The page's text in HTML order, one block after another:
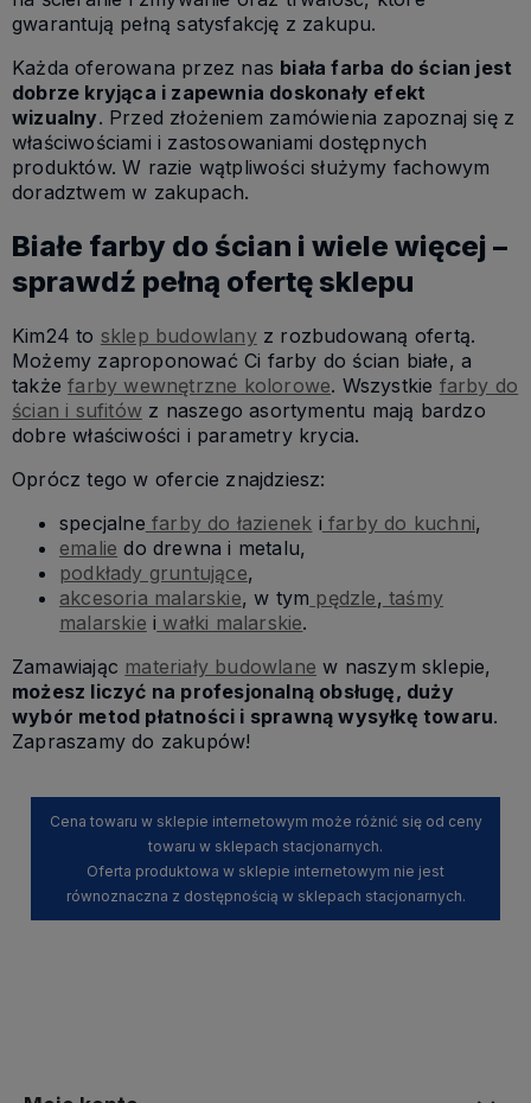
gwarantują pełną satysfakcję z zakupu.
Każda oferowana przez nas biała farba do ścian jest
dobrze kryjąca i zapewnia doskonały efekt
wizualny. Przed złożeniem zamówienia zapoznaj się z
właściwościami i zastosowaniami dostępnych
produktów. W razie wątpliwości służymy fachowym
doradztwem w zakupach.
Białe farby do ścian i wiele więcej –
sprawdź pełną ofertę sklepu
Kim24 to sklep budowlanyz rozbudowaną ofertą.
Możemy zaproponować Ci farby do ścian białe, a
takżefarby wewnętrzne kolorowe. Wszystkie farby do
ścian i sufitów z naszego asortymentu mają bardzo
dobre właściwości i parametry krycia.
Oprócz tego w ofercie znajdziesz:
specjalne farby do łazienek i farby do kuchni,
emalie do drewna i metalu,
podkłady gruntujące,
akcesoria malarskie, w tym pędzle, taśmy
malarskie i wałki malarskie.
Zamawiając materiały budowlane w naszym sklepie,
możesz liczyć na profesjonalną obsługę, duży
wybór metod płatności i sprawną wysyłkę towaru.
Zapraszamy do zakupów!
Cena towaru w sklepie internetowym może różnić się od ceny
towaru w sklepach stacjonarnych.
Oferta produktowa w sklepie internetowym nie jest
równoznaczna z dostępnością w sklepach stacjonarnych.